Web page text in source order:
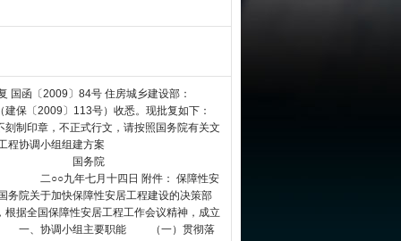
复 国函〔2009〕84号 住房城乡建设部：
保〔2009〕113号）收悉。现批复如下：
印章，不正式行文，请按照国务院有关文
协调小组组建方案
附件： 保障性安
院关于加快保障性安居工程建设的决策部
据全国保障性安居工程工作会议精神，成立
。 一、协调小组主要职能 （一）贯彻落